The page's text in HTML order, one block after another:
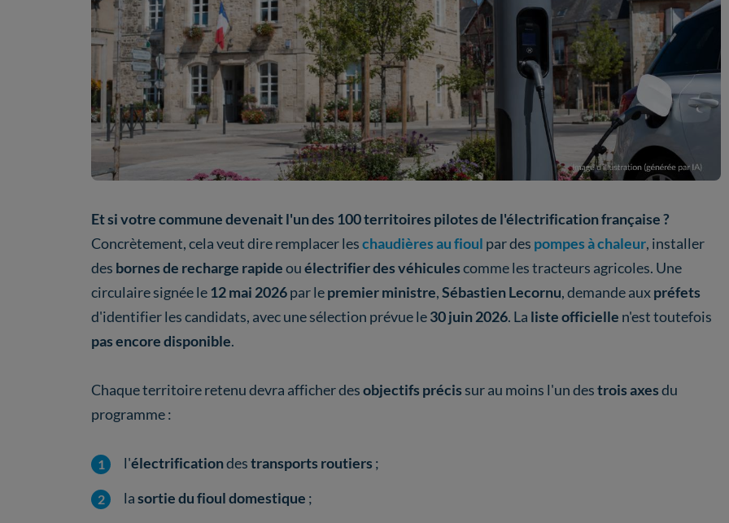
Et si votre commune devenait l'un des 100 territoires pilotes de l'électrification française ?
Concrètement, cela veut dire remplacer leschaudières au fioul par des pompes à chaleur, installer
des bornes de recharge rapideouélectrifier des véhiculescomme les tracteurs agricoles. Une
circulaire signée le12 mai2026par lepremier ministre,Sébastien Lecornu, demande auxpréfets
d'identifier les candidats, avec une sélection prévue le30 juin 2026. La liste officielle n'est toutefois
pas encore disponible.
Chaque territoire retenu devra afficher desobjectifs précis sur au moins l'un destrois axesdu
programme :
l'électrificationdestransports routiers ;
lasortie du fioul domestique ;